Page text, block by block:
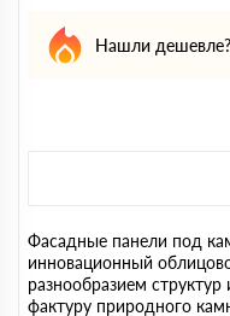
Нашли
Фасадные панели под
инновационный
разнообразием
фактуру природного